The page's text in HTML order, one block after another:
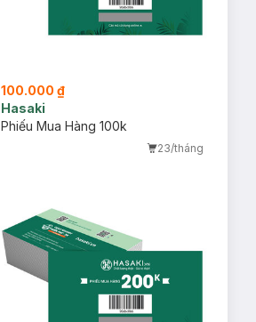
100.000 ₫
Hasaki
Phiếu Mua Hàng 100k
23/tháng